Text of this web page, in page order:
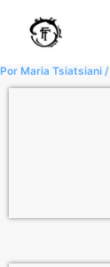
contenido
Por Maria Tsiatsiani /